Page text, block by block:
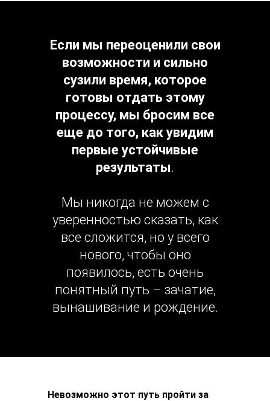
Если мы переоценили свои
возможности и сильно
сузили время, которое
готовы отдать этому
процессу, мы бросим все
еще до того, как увидим
первые устойчивые
результаты.
Мы никогда не можем с
уверенностью сказать, как
все сложится, но у всего
нового, чтобы оно
появилось, есть очень
понятный путь – зачатие,
вынашивание и рождение.
Невозможно этот путь пройти за